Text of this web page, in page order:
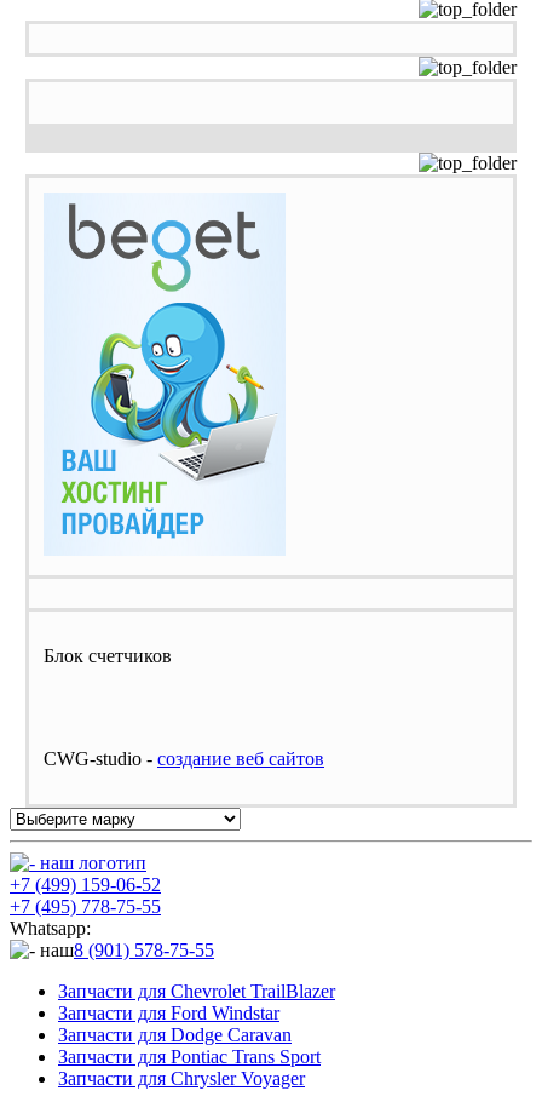
Блок счетчиков
CWG-studio - cоздание веб сайтов
+7 (499) 159-06-52
+7 (495) 778-75-55
Whatsapp:
8 (901) 578-75-55
Запчасти для Chevrolet TrailBlazer
Запчасти для Ford Windstar
Запчасти для Dodge Caravan
Запчасти для Pontiac Trans Sport
Запчасти для Chrysler Voyager